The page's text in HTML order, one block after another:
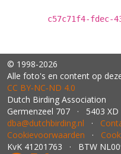
c57c71f4-fdec-
© 1998-2026
Alle foto's en content op
CC BY‑NC‑ND 4.0
Dutch Birding Association
Germenzeel 707 · 5403
dba@dutchbirding.nl ·
Cookievoorwaarden ·
KvK 41201763 · BTW